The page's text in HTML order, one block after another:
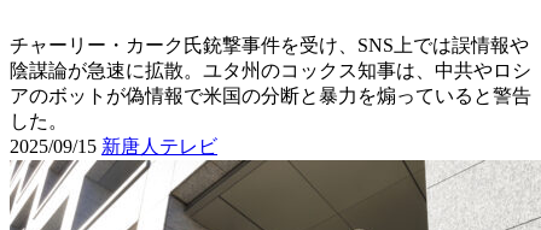
チャーリー・カーク氏銃撃事件を受け、SNS上では誤情報や
陰謀論が急速に拡散。ユタ州のコックス知事は、中共やロシ
アのボットが偽情報で米国の分断と暴力を煽っていると警告
した。
2025/09/15 新唐人テレビ